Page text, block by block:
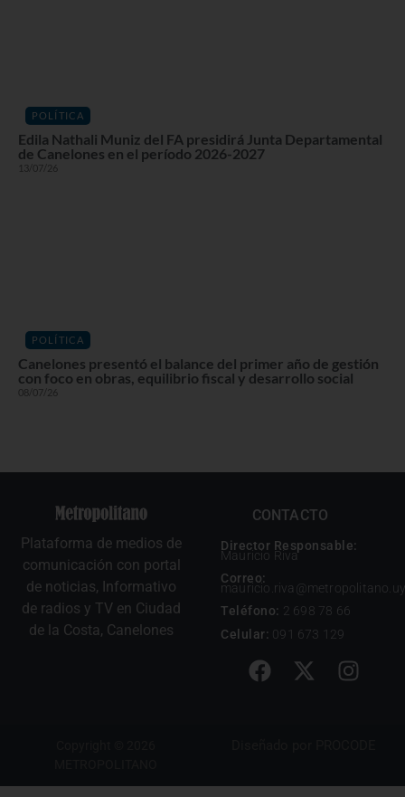
POLÍTICA
Edila Nathali Muniz del FA presidirá Junta Departamental
de Canelones en el período 2026-2027
13/07/26
POLÍTICA
Canelones presentó el balance del primer año de gestión
con foco en obras, equilibrio fiscal y desarrollo social
08/07/26
Plataforma de medios de
comunicación con portal
de noticias, Informativo
de radios y TV en Ciudad
de la Costa, Canelones
CONTACTO
Director Responsable:
Mauricio Riva
Correo:
mauricio.riva@metropolitano.uy
Teléfono: 2 698 78 66
Celular: 091 673 129